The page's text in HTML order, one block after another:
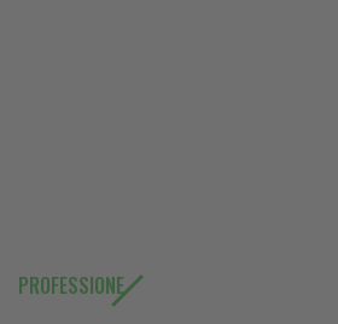
PROFESSIONE